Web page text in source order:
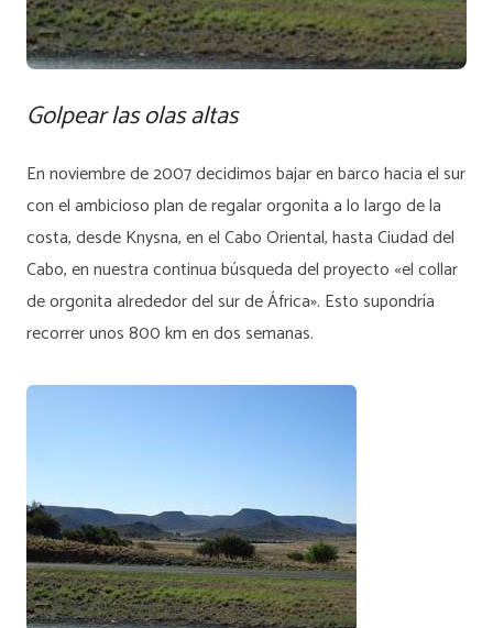
Golpear las olas altas
En noviembre de 2007 decidimos bajar en barco hacia el sur
con el ambicioso plan de regalar orgonita a lo largo de la
costa, desde Knysna, en el Cabo Oriental, hasta Ciudad del
Cabo, en nuestra continua búsqueda del proyecto «el collar
de orgonita alrededor del sur de África». Esto supondría
recorrer unos 800 km en dos semanas.